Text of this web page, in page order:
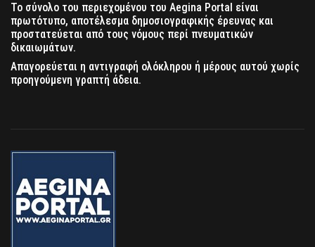
Το σύνολο του περιεχομένου του Aegina Portal είναι
πρωτότυπο, αποτέλεσμα δημοσιογραφικής έρευνας και
προστατεύεται από τους νόμους περί πνευματικών
δικαιωμάτων.
Απαγορεύεται η αντιγραφή ολόκληρου ή μέρους αυτού χωρίς
προηγούμενη γραπτή άδεια.